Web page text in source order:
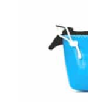
Händler
Segelankauf